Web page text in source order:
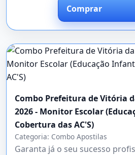
Comprar
Combo Prefeitura de Vitória
2026 - Monitor Escolar
Cobertura das AC'S)
Categoria: Combo Apostilas
Garanta já o seu sucesso